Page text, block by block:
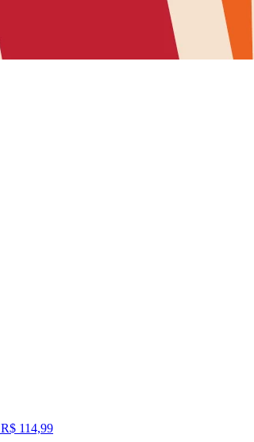
R$ 114,99